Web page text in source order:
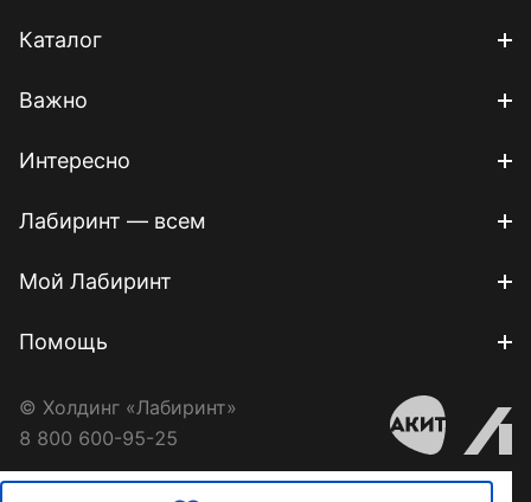
Каталог
Важно
Интересно
Лабиринт — всем
Мой Лабиринт
Помощь
© Холдинг «Лабиринт»
8 800 600-95-25